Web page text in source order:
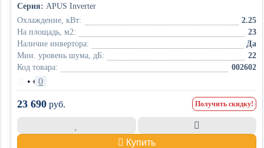
Серия: APUS Inverter
Охлаждение, кВт:
2.25
На площадь, м2:
23
Наличие инвертора:
Да
Мин. уровень шума, дБ:
22
Код товара:
002602
• 0
23 690 руб. Получить скидку!
Купить